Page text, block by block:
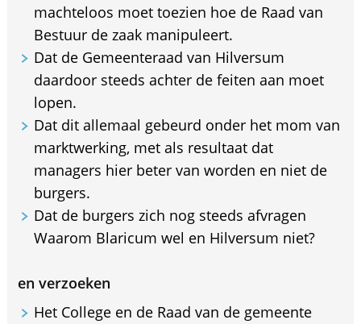
machteloos moet toezien hoe de Raad van
Bestuur de zaak manipuleert.
Dat de Gemeenteraad van Hilversum
daardoor steeds achter de feiten aan moet
lopen.
Dat dit allemaal gebeurd onder het mom van
marktwerking, met als resultaat dat
managers hier beter van worden en niet de
burgers.
Dat de burgers zich nog steeds afvragen
Waarom Blaricum wel en Hilversum niet?
en verzoeken
Het College en de Raad van de gemeente